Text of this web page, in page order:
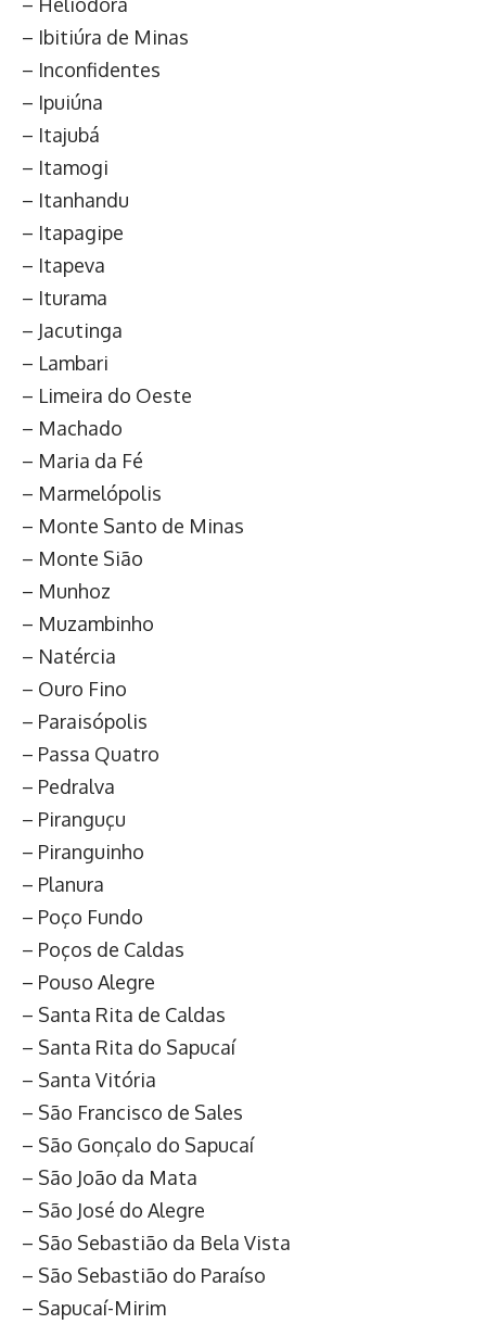
– Ibitiúra de Minas
– Inconfidentes
– Ipuiúna
– Itajubá
– Itamogi
– Itanhandu
– Itapagipe
– Itapeva
– Iturama
– Jacutinga
– Lambari
– Limeira do Oeste
– Machado
– Maria da Fé
– Marmelópolis
– Monte Santo de Minas
– Monte Sião
– Munhoz
– Muzambinho
– Natércia
– Ouro Fino
– Paraisópolis
– Passa Quatro
– Pedralva
– Piranguçu
– Piranguinho
– Planura
– Poço Fundo
– Poços de Caldas
– Pouso Alegre
– Santa Rita de Caldas
– Santa Rita do Sapucaí
– Santa Vitória
– São Francisco de Sales
– São Gonçalo do Sapucaí
– São João da Mata
– São José do Alegre
– São Sebastião da Bela Vista
– São Sebastião do Paraíso
– Sapucaí-Mirim